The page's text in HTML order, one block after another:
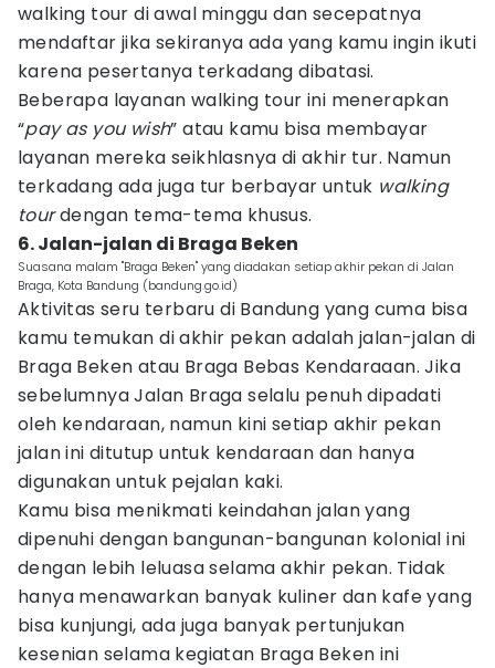
walking tour di awal minggu dan secepatnya
mendaftar jika sekiranya ada yang kamu ingin ikuti
karena pesertanya terkadang dibatasi.
Beberapa layanan walking tour ini menerapkan
“pay as you wish” atau kamu bisa membayar
layanan mereka seikhlasnya di akhir tur. Namun
terkadang ada juga tur berbayar untuk walking
tourdengan tema-tema khusus.
6. Jalan-jalan di Braga Beken
Suasana malam "Braga Beken" yang diadakan setiap akhir pekan di Jalan
Braga, Kota Bandung (bandung.go.id)
Aktivitas seru terbaru di Bandung yang cuma bisa
kamu temukan di akhir pekan adalah jalan-jalan di
Braga Beken atau Braga Bebas Kendaraaan. Jika
sebelumnya Jalan Braga selalu penuh dipadati
oleh kendaraan, namun kini setiap akhir pekan
jalan ini ditutup untuk kendaraan dan hanya
digunakan untuk pejalan kaki.
Kamu bisa menikmati keindahan jalan yang
dipenuhi dengan bangunan-bangunan kolonial ini
dengan lebih leluasa selama akhir pekan. Tidak
hanya menawarkan banyak kuliner dan kafe yang
bisa kunjungi, ada juga banyak pertunjukan
kesenian selama kegiatan Braga Beken ini